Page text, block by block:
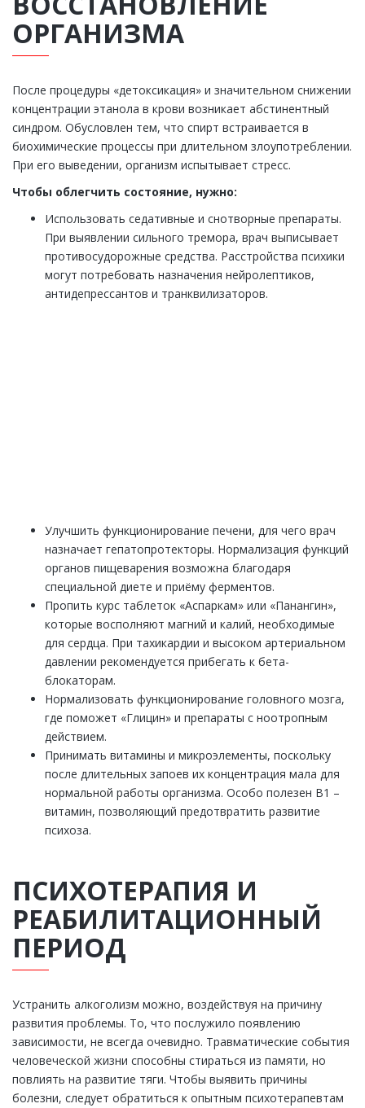
ОРГАНИЗМА
После процедуры «детоксикация» и значительном снижении
концентрации этанола в крови возникает абстинентный
синдром. Обусловлен тем, что спирт встраивается в
биохимические процессы при длительном злоупотреблении.
При его выведении, организм испытывает стресс.
Чтобы облегчить состояние, нужно:
Использовать седативные и снотворные препараты.
При выявлении сильного тремора, врач выписывает
противосудорожные средства. Расстройства психики
могут потребовать назначения нейролептиков,
антидепрессантов и транквилизаторов.
Улучшить функционирование печени, для чего врач
назначает гепатопротекторы. Нормализация функций
органов пищеварения возможна благодаря
специальной диете и приёму ферментов.
Пропить курс таблеток «Аспаркам» или «Панангин»,
которые восполняют магний и калий, необходимые
для сердца. При тахикардии и высоком артериальном
давлении рекомендуется прибегать к бета-
блокаторам.
Нормализовать функционирование головного мозга,
где поможет «Глицин» и препараты с ноотропным
действием.
Принимать витамины и микроэлементы, поскольку
после длительных запоев их концентрация мала для
нормальной работы организма. Особо полезен B1 –
витамин, позволяющий предотвратить развитие
психоза.
ПСИХОТЕРАПИЯ И
РЕАБИЛИТАЦИОННЫЙ
ПЕРИОД
Устранить алкоголизм можно, воздействуя на причину
развития проблемы. То, что послужило появлению
зависимости, не всегда очевидно. Травматические события
человеческой жизни способны стираться из памяти, но
повлиять на развитие тяги. Чтобы выявить причины
болезни, следует обратиться к опытным психотерапевтам